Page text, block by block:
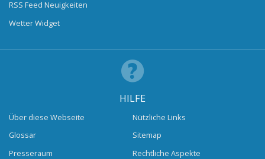
RSS Feed Neuigkeiten
Wetter Widget
HILFE
Über diese Webseite
Glossar
Presseraum
Nützliche Links
Sitemap
Rechtliche Aspekte